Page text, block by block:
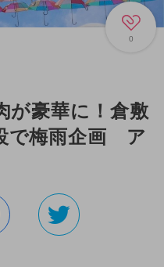
0
が豪華に！倉敷
で梅雨企画 ア